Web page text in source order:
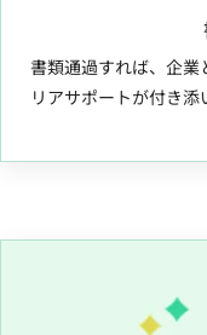
書類通過すれば、企業
リアサポートが付き添